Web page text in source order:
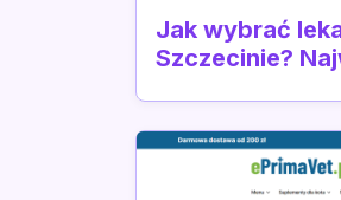
Jak wybrać
Szczecinie?